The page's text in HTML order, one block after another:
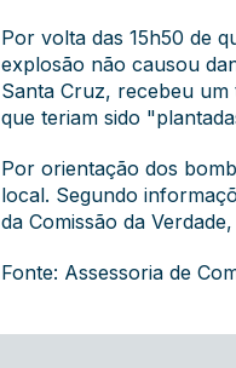
Por volta das 15h50 de
explosão não causou
Santa Cruz, recebeu
que teriam sido
Por orientação dos
local. Segundo
da Comissão da
Fonte: Assessoria de